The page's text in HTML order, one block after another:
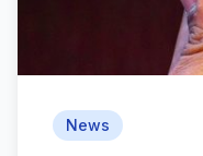
News